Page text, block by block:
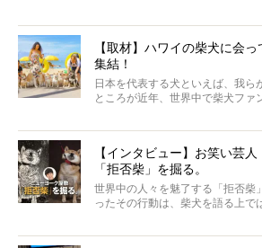
でも、いざそれぞれの個体を見
なりにくい、とは言えないような
実際に「病気にならない」などと
主はそのためにやるべきことがあ
今回は、柴犬に関わる方たちすべ
語でした。
※文章はご本人の了承を得て編集していま
※画像はすべてイメージです
※この記事は個人の感想であり、効果・
【取材】ハワイの柴犬に会
集結！
日本を代表する犬といえば、我ら
ところが近年、世界中で柴犬ファ
な中「柴犬ライフ」が目をつけ
そんな噂を聞きつけ、今回はハ
きました！
【インタビュー】お笑い芸人
「拒否柴」を掘る。
世界中の人々を魅了する「拒否柴
ったその行動は、柴犬を語る上で
否柴がここまで話題になるのは